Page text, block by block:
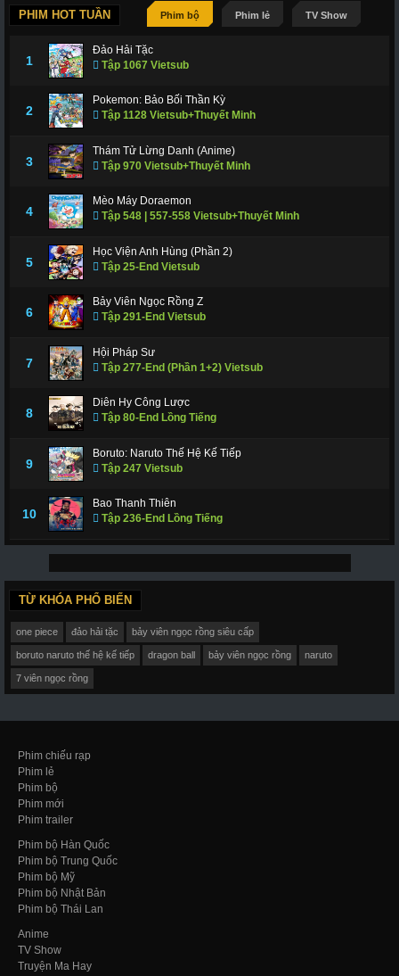
PHIM HOT TUẦN Phim bộ Phim lẻ TV Show
1
Đảo Hải Tặc
Tập 1067 Vietsub
2
Pokemon: Bảo Bối Thần Kỳ
Tập 1128 Vietsub+Thuyết Minh
3
Thám Tử Lừng Danh (Anime)
Tập 970 Vietsub+Thuyết Minh
4
Mèo Máy Doraemon
Tập 548 | 557-558 Vietsub+Thuyết Minh
5
Học Viện Anh Hùng (Phần 2)
Tập 25-End Vietsub
6
Bảy Viên Ngọc Rồng Z
Tập 291-End Vietsub
7
Hội Pháp Sư
Tập 277-End (Phần 1+2) Vietsub
8
Diên Hy Công Lược
Tập 80-End Lồng Tiếng
9
Boruto: Naruto Thế Hệ Kế Tiếp
Tập 247 Vietsub
10
Bao Thanh Thiên
Tập 236-End Lồng Tiếng
TỪ KHÓA PHỔ BIẾN
one piece đảo hải tặc bảy viên ngọc rồng siêu cấp
boruto naruto thế hệ kế tiếp dragon ball bảy viên ngọc rồng naruto
7 viên ngọc rồng
Phim chiếu rạp
Phim lẻ
Phim bộ
Phim mới
Phim trailer
Phim bộ Hàn Quốc
Phim bộ Trung Quốc
Phim bộ Mỹ
Phim bộ Nhật Bản
Phim bộ Thái Lan
Anime
TV Show
Truyện Ma Hay